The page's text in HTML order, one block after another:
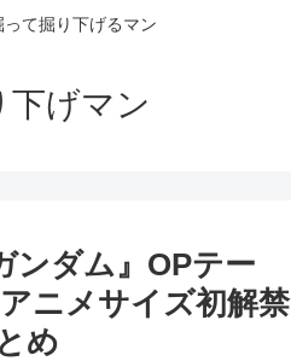
って掘り下げるマン
下げマン
ンダム』OPテー
ニメサイズ初解禁
め